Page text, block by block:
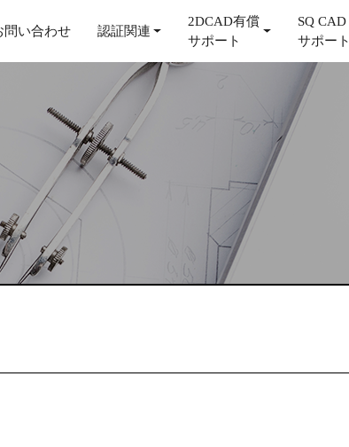
問い合わせ 認証関連
2DCAD有償
サポート
SQ CAD
サポート